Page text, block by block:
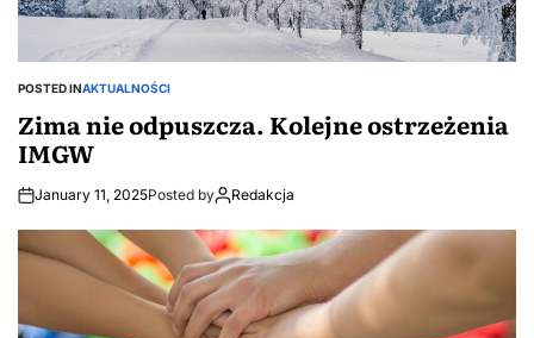
„na
funkcjonariusza”
POSTED INAKTUALNOŚCI
Zima nie odpuszcza. Kolejne ostrzeżenia
IMGW
January 11, 2025Posted by Redakcja